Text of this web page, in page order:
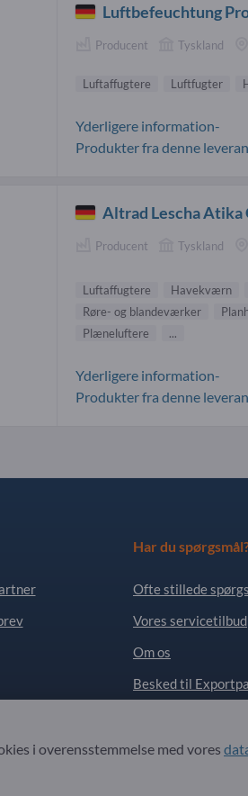
Luftbefeuchtung
Producent Tyskland
Luftaffugtere Luftfugter
Yderligere information-
Produkter fra denne
Altrad Lescha Atika
Producent Tyskland
Luftaffugtere Havekværn
Røre- og blandeværker
Plæneluftere
...
Yderligere information-
Produkter fra denne
Har du
Ofte stillede
Vores servicetilbud
Om os
Besked til
Reserved.
i overensstemmelse med vores